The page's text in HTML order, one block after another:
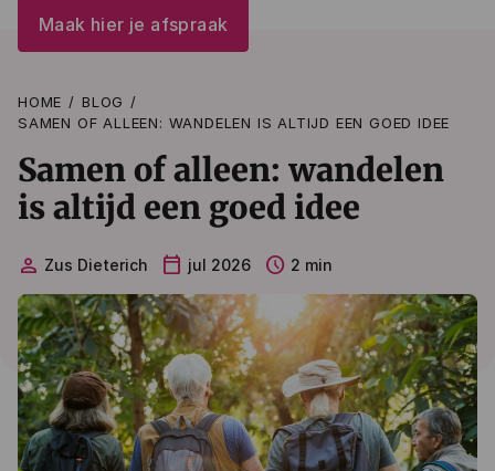
Maak hier je afspraak
HOME
BLOG
SAMEN OF ALLEEN: WANDELEN IS ALTIJD EEN GOED IDEE
Samen of alleen: wandelen
is altijd een goed idee
person Zus Dieterich calendar_today jul 2026 schedule 2 min